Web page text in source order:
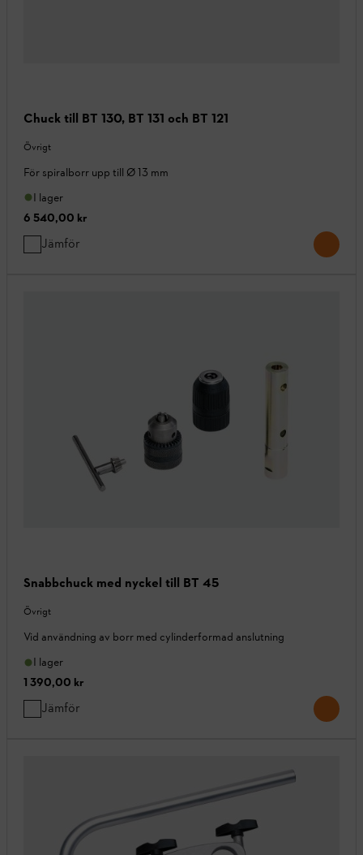
Chuck till BT 130, BT 131 och BT 121
Övrigt
För spiralborr upp till Ø 13 mm
I lager
6 540,00 kr
Jämför
Snabbchuck med nyckel till BT 45
Övrigt
Vid användning av borr med cylinderformad anslutning
I lager
1 390,00 kr
Jämför